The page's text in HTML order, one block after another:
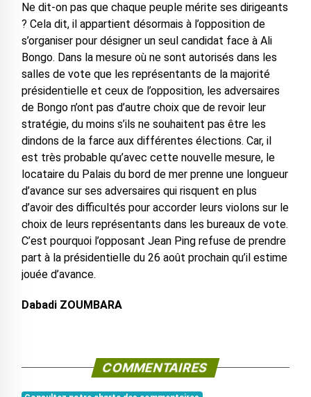
Ne dit-on pas que chaque peuple mérite ses dirigeants
? Cela dit, il appartient désormais à l’opposition de
s’organiser pour désigner un seul candidat face à Ali
Bongo. Dans la mesure où ne sont autorisés dans les
salles de vote que les représentants de la majorité
présidentielle et ceux de l’opposition, les adversaires
de Bongo n’ont pas d’autre choix que de revoir leur
stratégie, du moins s’ils ne souhaitent pas être les
dindons de la farce aux différentes élections. Car, il
est très probable qu’avec cette nouvelle mesure, le
locataire du Palais du bord de mer prenne une longueur
d’avance sur ses adversaires qui risquent en plus
d’avoir des difficultés pour accorder leurs violons sur le
choix de leurs représentants dans les bureaux de vote.
C’est pourquoi l’opposant Jean Ping refuse de prendre
part à la présidentielle du 26 août prochain qu’il estime
jouée d’avance.
Dabadi ZOUMBARA
COMMENTAIRES